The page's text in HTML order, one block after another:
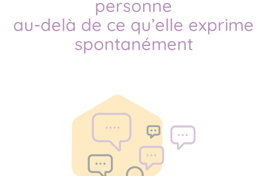
personne
au-delà de ce qu’elle exprime
spontanément